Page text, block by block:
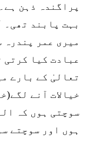
پراگندہ ذہن
بہت پابند تھی۔
میری عمر پندرہ
عبادت کیا کرتی
تعالیٰ کے بارے
خیالات آنے
سوچتی ہوں کہ
ہوں اور سوچتے